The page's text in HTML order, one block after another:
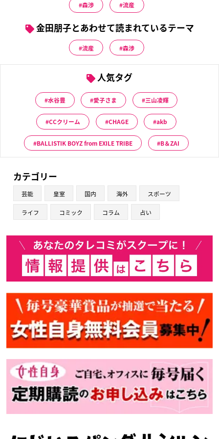
森渉 流産
金田朋子とあわせて読まれているテーマ
流産 森渉
人気タグ
水谷豊 愛子さま 三山凌輝
CCクリーム CHAGE akb
BALLISTIK BOYZ from EXILE TRIBE B＆ZAI
カテゴリー
芸能 皇室 国内 海外 スポーツ
ライフ コミック コラム 占い